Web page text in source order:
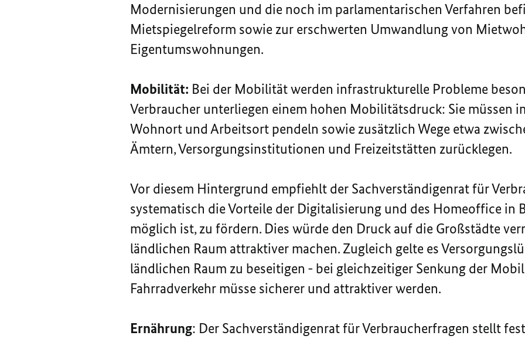
Modernisierungen und die noch im parlamentarischen Verfahren
Mietspiegelreform sowie zur erschwerten Umwandlung von
Eigentumswohnungen.
Mobilität: Bei der Mobilität werden infrastrukturelle Probleme
Verbraucher unterliegen einem hohen Mobilitätsdruck: Sie müssen
Wohnort und Arbeitsort pendeln sowie zusätzlich Wege etwa
Ämtern, Versorgungsinstitutionen und Freizeitstätten zurücklegen.
Vor diesem Hintergrund empfiehlt der Sachverständigenrat für
systematisch die Vorteile der Digitalisierung und des Homeoffice in
möglich ist, zu fördern. Dies würde den Druck auf die Großstädte
ländlichen Raum attraktiver machen. Zugleich gelte es
ländlichen Raum zu beseitigen - bei gleichzeitiger Senkung der
Fahrradverkehr müsse sicherer und attraktiver werden.
Ernährung: Der Sachverständigenrat für Verbraucherfragen stellt